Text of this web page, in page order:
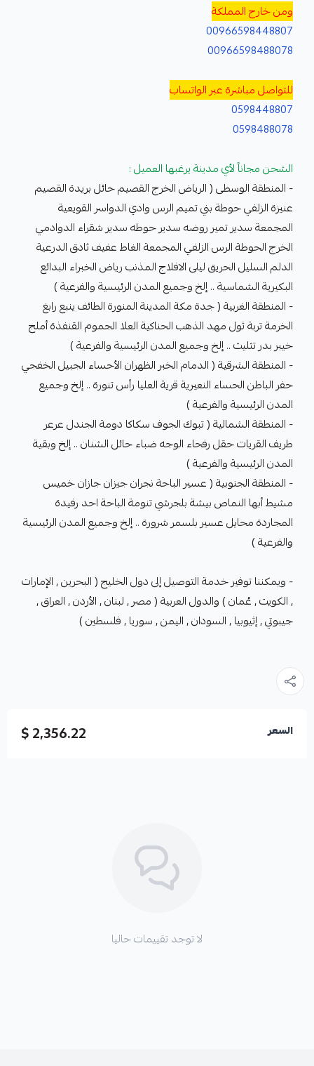
ومن خارج المملكة
00966598448807
00966598488078
للتواصل مباشرة عبر الواتساب
0598448807
0598488078
الشحن مجاناً لأي مدينة يرغبها العميل :
- المنطقة الوسطى ( الرياض الخرج القصيم حائل بريدة القصيم
عنيزة الزلفي حوطة بني تميم الرس وادي الدواسر القويعية
المجمعة سدير تمير روضه سدير حوطه سدير شقراء الدوادمي
الخرج الحوطة الرس الزلفي المجمعة الغاط عفيف ثادق الدرعية
الدلم السليل الحريق ليلى الافلاج المذنب رياض الخبراء البدائع
البكيرية الشماسية .. إلخ وجميع المدن الرئيسية والفرعية )
- المنطقة الغربية ( جدة مكة المدينة المنورة الطائف ينبع رابغ
الخرمة تربة ثول مهد الذهب الحناكية العلا الجموم القنفذة أملج
خيبر بدر تثليث .. إلخ وجميع المدن الرئيسية والفرعية )
- المنطقة الشرقية ( الدمام الخبر الظهران الأحساء الجبيل الخفجي
حفر الباطن الحساء النعيرية قرية العليا رأس تنورة .. إلخ وجميع
المدن الرئيسية والفرعية )
- المنطقة الشمالية ( تبوك الجوف سكاكا دومة الجندل عرعر
طريف القريات حقل رفحاء الوجه ضباء حائل الشنان .. إلخ وبقية
المدن الرئيسية والفرعية )
- المنطقة الجنوبية ( عسير الباحة نجران جيزان جازان خميس
مشيط أبها النماص بيشة بلجرشي تنومة الباحة احد رفيدة
المجاردة محايل عسير بلسمر شرورة .. إلخ وجميع المدن الرئيسية
والفرعية )
- ويمكننا توفير خدمة التوصيل إلى دول الخليج ( البحرين , الإمارات
, الكويت , عُمان ) والدول العربية ( مصر , لبنان , الأردن , العراق ,
جيبوتي , إثيوبيا , السودان , اليمن , سوريا , فلسطين )
السعر 2,356.22 $
لا توجد تقييمات حاليا